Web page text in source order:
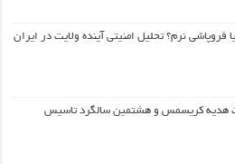
فروپاشی نرم؟ تحلیل امنیتی آینده ولایت در ایران
هدیه کریسمس و هشتمین سالگرد تاسیس